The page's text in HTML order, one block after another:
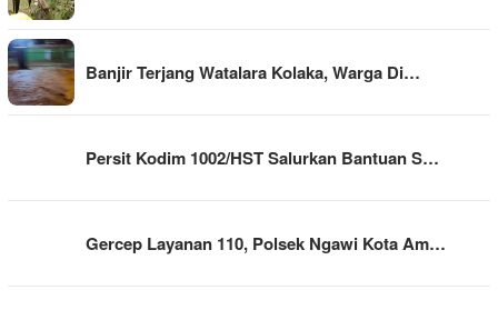
Banjir Terjang Watalara Kolaka, Warga Di…
Persit Kodim 1002/HST Salurkan Bantuan S…
Gercep Layanan 110, Polsek Ngawi Kota Am…